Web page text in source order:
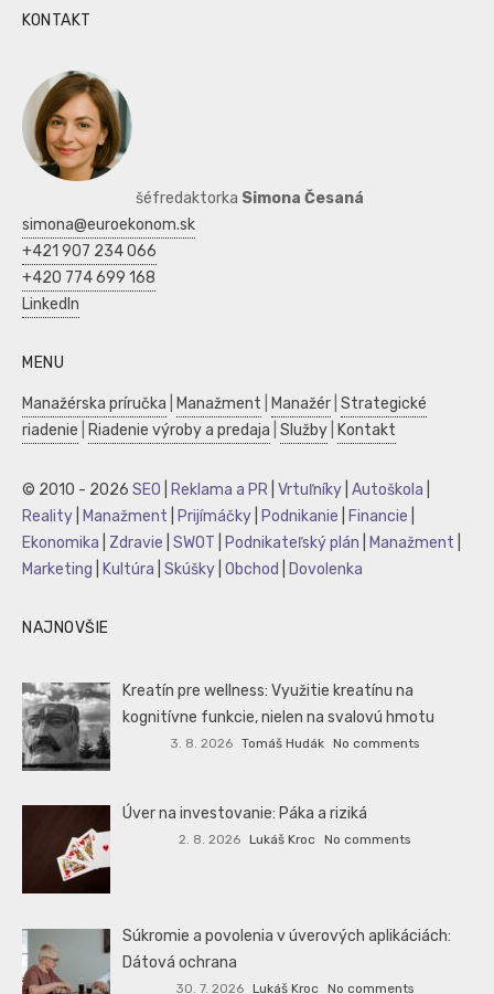
KONTAKT
šéfredaktorka Simona Česaná
simona@euroekonom.sk
+421 907 234 066
+420 774 699 168
LinkedIn
MENU
Manažérska príručka Manažment Manažér Strategické
riadenie
Riadenie výroby a predaja Služby Kontakt
© 2010 - 2026 SEO Reklama a PR Vrtuľníky Autoškola
Reality
Manažment Prijímáčky Podnikanie Financie
Ekonomika
Zdravie SWOT Podnikateľský plán Manažment
Marketing
Kultúra Skúšky Obchod Dovolenka
NAJNOVŠIE
Kreatín pre wellness: Využitie kreatínu na
kognitívne funkcie, nielen na svalovú hmotu
3. 8. 2026 Tomáš Hudák No comments
Úver na investovanie: Páka a riziká
2. 8. 2026 Lukáš Kroc No comments
Súkromie a povolenia v úverových aplikáciách:
Dátová ochrana
30. 7. 2026 Lukáš Kroc No comments